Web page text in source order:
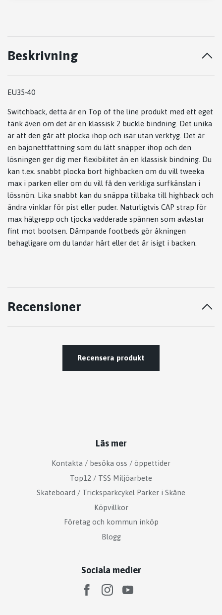
Beskrivning
EU35-40
Switchback, detta är en Top of the line produkt med ett eget
tänk även om det är en klassisk 2 buckle bindning. Det unika
är att den går att plocka ihop och isär utan verktyg. Det är
en bajonettfattning som du lätt snäpper ihop och den
lösningen ger dig mer flexibilitet än en klassisk bindning. Du
kan t.ex. snabbt plocka bort highbacken om du vill tweeka
max i parken eller om du vill få den verkliga surfkänslan i
lössnön. Lika snabbt kan du snäppa tillbaka till highback och
ändra vinklar för pist eller puder. Naturligtvis CAP strap för
max hälgrepp och tjocka vadderade spännen som avlastar
fint mot bootsen. Dämpande footbeds gör åkningen
behagligare om du landar hårt eller det är isigt i backen.
Recensioner
Recensera produkt
Läs mer
Kontakta / besöka oss / öppettider
Top12 / TSS Miljöarbete
Skateboard / Tricksparkcykel Parker i Skåne
Köpvillkor
Företag och kommun inköp
Blogg
Sociala medier